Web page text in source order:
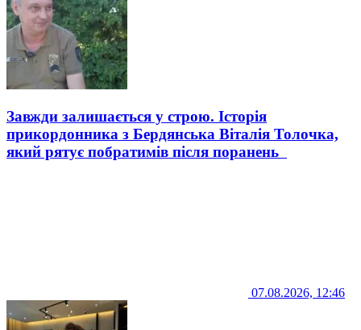
Завжди залишається у строю. Історія
прикордонника з Бердянська Віталія Толочка,
який рятує побратимів після поранень
07.08.2026, 12:46